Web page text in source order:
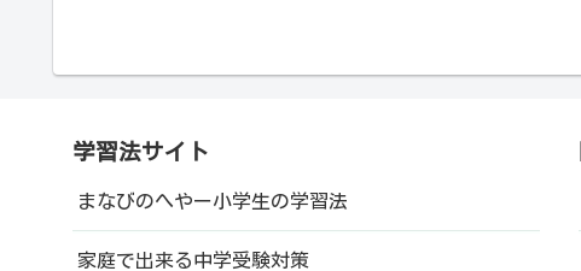
学習法サイト
まなびのへやー小学生の学習法
家庭で出来る中学受験対策